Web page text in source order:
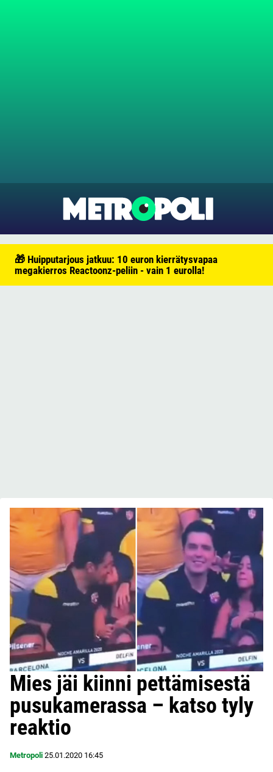
🎁 Huipputarjous jatkuu: 10 euron kierrätysvapaa
megakierros Reactoonz-peliin - vain 1 eurolla!
Mies jäi kiinni pettämisestä
pusukamerassa – katso tyly
reaktio
Metropoli 25.01.2020 16:45